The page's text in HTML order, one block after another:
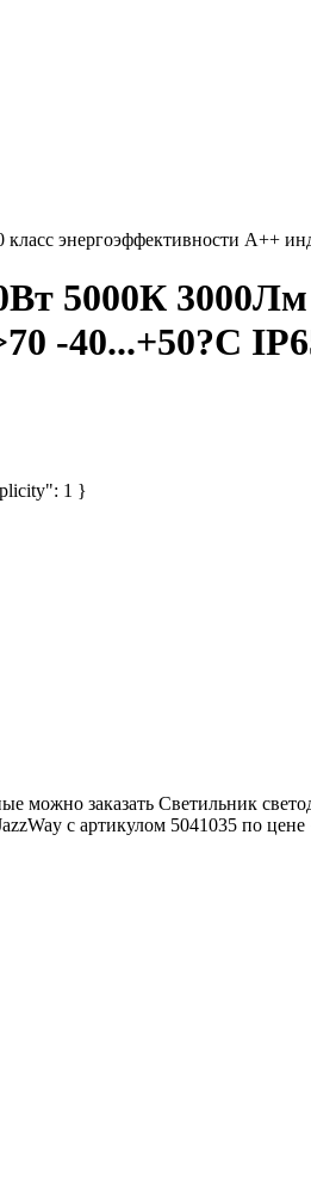
энергоэффективности A++
5000К
-40...+50?C
1 }
можно заказать Светильник
с артикулом 5041035 по